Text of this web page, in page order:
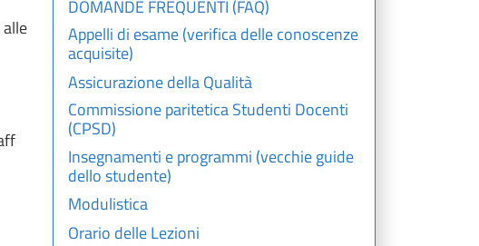
DOMANDE FREQUENTI (FAQ)
Appelli di esame (verifica delle conoscenze
acquisite)
Assicurazione della Qualità
Commissione paritetica Studenti Docenti
(CPSD)
Insegnamenti e programmi (vecchie guide
dello studente)
Modulistica
Orario delle Lezioni